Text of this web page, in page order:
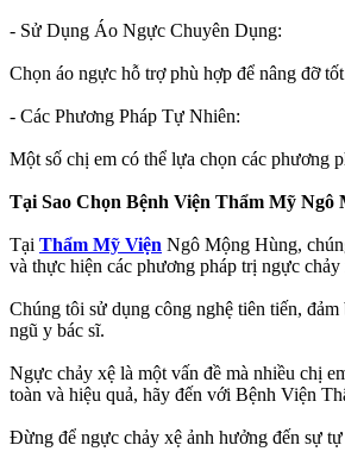
- Sử Dụng Áo Ngực Chuyên Dụng:
Chọn áo ngực hỗ trợ phù hợp để nâng đỡ
- Các Phương Pháp Tự Nhiên:
Một số chị em có thể lựa chọn các phương
Tại Sao Chọn Bệnh Viện Thẩm Mỹ Ngô
Tại Thẩm Mỹ Viện Ngô Mộng Hùng,
và thực hiện các phương pháp trị ngực
Chúng tôi sử dụng công nghệ tiên tiến,
ngũ y bác sĩ.
Ngực chảy xệ là một vấn đề mà nhiều chị
toàn và hiệu quả, hãy đến với Bệnh Viện
Đừng để ngực chảy xệ ảnh hưởng đến sự